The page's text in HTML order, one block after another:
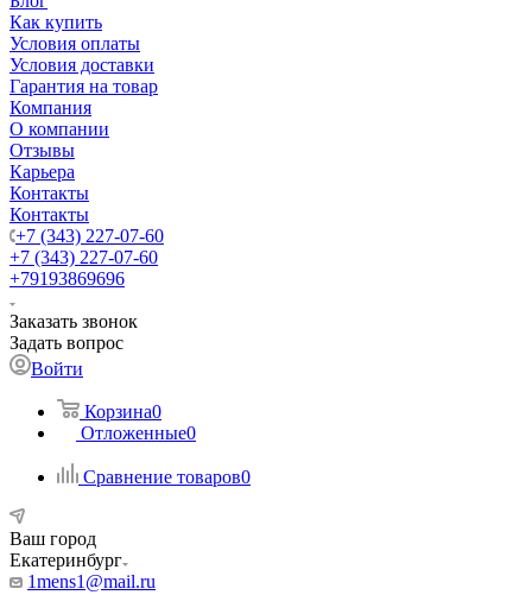
Как купить
Условия оплаты
Условия доставки
Гарантия на товар
Компания
О компании
Отзывы
Карьера
Контакты
Контакты
+7 (343) 227-07-60
+7 (343) 227-07-60
+79193869696
Заказать звонок
Задать вопрос
Войти
Корзина0
Отложенные0
Сравнение товаров0
Ваш город
Екатеринбург
1mens1@mail.ru